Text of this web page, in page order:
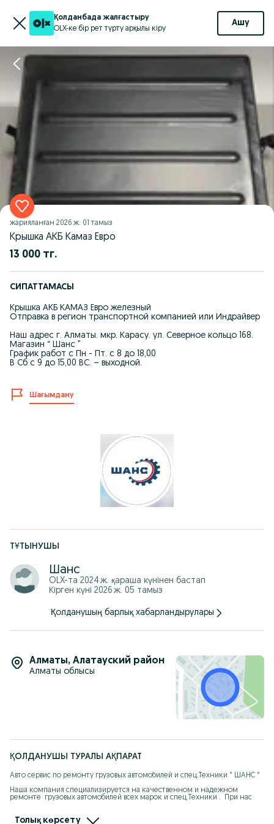
Қолданбада жалғастыру
OLX-ке бір рет түрту арқылы кіру
Ашу
жарияланған 2026 ж. 01 тамыз
Крышка АКБ Камаз Евро
13 000 тг.
СИПАТТАМАСЫ
Крышка АКБ КАМАЗ Евро железный
Отправка в регион транспортной компанией или Индрайвер
Наш адрес г. Алматы. мкр. Карасу. ул. Северное кольцо 168.
Магазин “ Шанс ”
График работ с Пн - Пт. с 8 до 18,00
В Сб с 9 до 15,00 ВС. – выходной.
Шағымдану
ТҰТЫНУШЫ
Шанс
OLX-та 2024 ж. қараша күнінен бастап
Кірген күні 2026 ж. 05 тамыз
Қолданушың барлық хабарландырулары
Алматы, Алатауский район
Алматы облысы
ҚОЛДАНУШЫ ТУРАЛЫ АҚПАРАТ
Авто сервис по ремонту грузовых автомобилей и спец.Техники " ШАНС "
Наша компания специализируется на качественном и надежном
ремонте  грузовых автомобилей всех марок и спец.Техники .  При нас
— Капитальный ремонт двигателей (ремонт блоков и головок)
Толық көрсету